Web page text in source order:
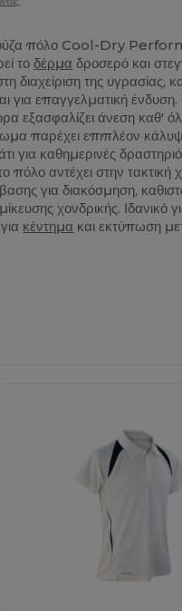
πόλο Cool-Dry
τοδέρμα δροσερό και
διαχείριση της υγρασίας,
για επαγγελματική
εξασφαλίζει άνεση καθ'
παρέχει επιπλέον
για καθημερινές
πόλο αντέχει στην τακτική
για διακόσμηση,
χονδρικής. Ιδανικό
κέντημα και εκτύπωση